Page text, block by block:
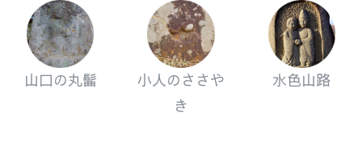
山口の丸髷
小人のささや
き
水色山路